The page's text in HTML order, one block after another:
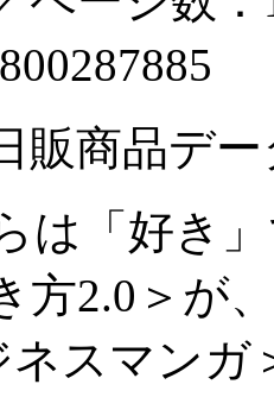
販商品デ
「好き」
方2.0＞が
ネスマンガ